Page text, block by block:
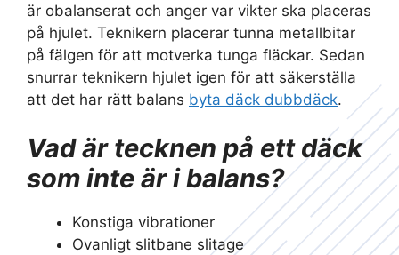
är obalanserat och anger var vikter ska placeras
på hjulet. Teknikern placerar tunna metallbitar
på fälgen för att motverka tunga fläckar. Sedan
snurrar teknikern hjulet igen för att säkerställa
att det har rätt balans byta däck dubbdäck.
Vad är tecknen på ett däck
som inte är i balans?
Konstiga vibrationer
Ovanligt slitbane slitage